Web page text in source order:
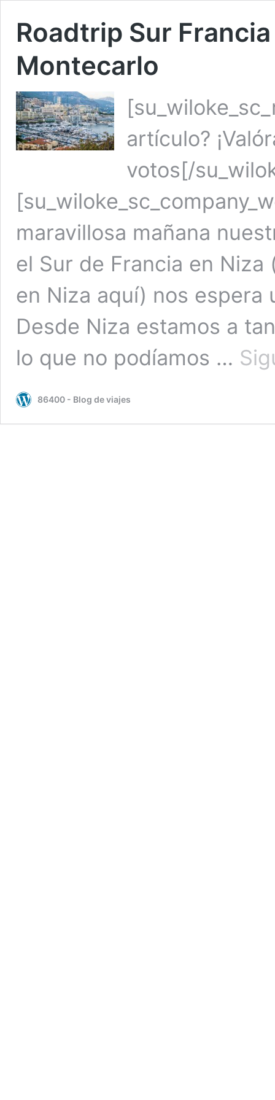
Roadtrip Sur
Montecarlo
artículo?
votos[/
maravillosa mañana
el Sur de Francia en
en Niza aquí) nos espera
Desde Niza estamos a
lo que no podíamos …
86400 - Blog de viajes